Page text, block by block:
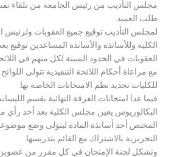
مجلس التأديب من رئيس الجامعة من تلقاء
طلب العميد.
لمجلس التأديب توقيع جميع العقوبات ولرئيس
الكلية وللأساتذة والأساتذة المساعدين توقيع
العقوبات في الحدود المبينة لكل منهم في
مع مراعاة أحكام اللائحة التنفيذية تتولى اللوائح
للكليات تحديد نظم الامتحانات الخاصة بها.
فيما عدا امتحانات الفرقة النهائية بقسم
البكالوريوس يعين مجلس الكلية بعد أخذ
المختص أحد أساتذة المادة ليتولى وضع
التحريرية بالاشتراك مع القائم بتدريسها.
وتشكل لجنة الإمتحان في كل مقرر من